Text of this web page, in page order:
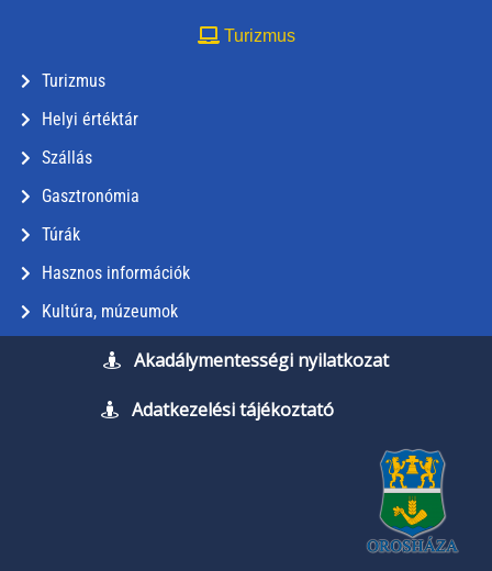
Turizmus
Turizmus
Helyi értéktár
Szállás
Gasztronómia
Túrák
Hasznos információk
Kultúra, múzeumok
Akadálymentességi nyilatkozat
Adatkezelési tájékoztató